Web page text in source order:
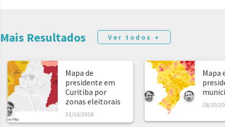
Mais Resultados Ver todos +
Mapa de
presidente em
Curitiba por
zonas eleitorais
31/10/2018
Mapa
28/10/